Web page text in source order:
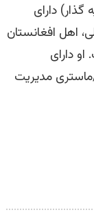
گذار) دارای
مالی، اهل افغانستان
دارای
مدیریت